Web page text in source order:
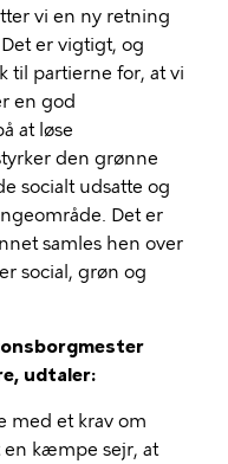
vi en ny retning
er vigtigt, og
til partierne for, at vi
en god
at løse
den grønne
socialt udsatte og
Det er
samles hen over
social, grøn og
udtaler:
med et krav om
en kæmpe sejr, at